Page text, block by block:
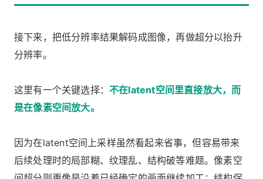
接下来，把低分辨率结果解码成图像，再做超分以抬升
分辨率。
这里有一个关键选择： 不在latent空间里直接放大，而
是在像素空间放大。
因为在latent空间上采样虽然看起来省事，但容易带来
后续处理时的局部糊、纹理乱、结构破等难题。像素空